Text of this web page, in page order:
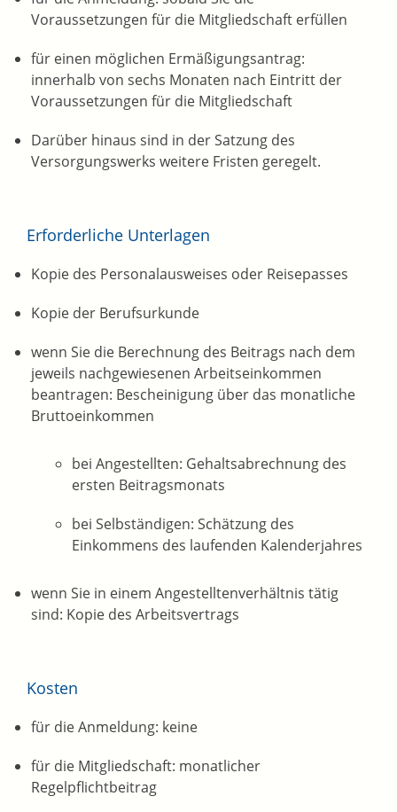
Voraussetzungen für die Mitgliedschaft erfüllen
für einen möglichen Ermäßigungsantrag:
innerhalb von sechs Monaten nach Eintritt der
Voraussetzungen für die Mitgliedschaft
Darüber hinaus sind in der Satzung des
Versorgungswerks weitere Fristen geregelt.
Erforderliche Unterlagen
Kopie des Personalausweises oder Reisepasses
Kopie der Berufsurkunde
wenn Sie die Berechnung des Beitrags nach dem
jeweils nachgewiesenen Arbeitseinkommen
beantragen: Bescheinigung über das monatliche
Bruttoeinkommen
bei Angestellten: Gehaltsabrechnung des
ersten Beitragsmonats
bei Selbständigen: Schätzung des
Einkommens des laufenden Kalenderjahres
wenn Sie in einem Angestelltenverhältnis tätig
sind: Kopie des Arbeitsvertrags
Kosten
für die Anmeldung: keine
für die Mitgliedschaft: monatlicher
Regelpflichtbeitrag